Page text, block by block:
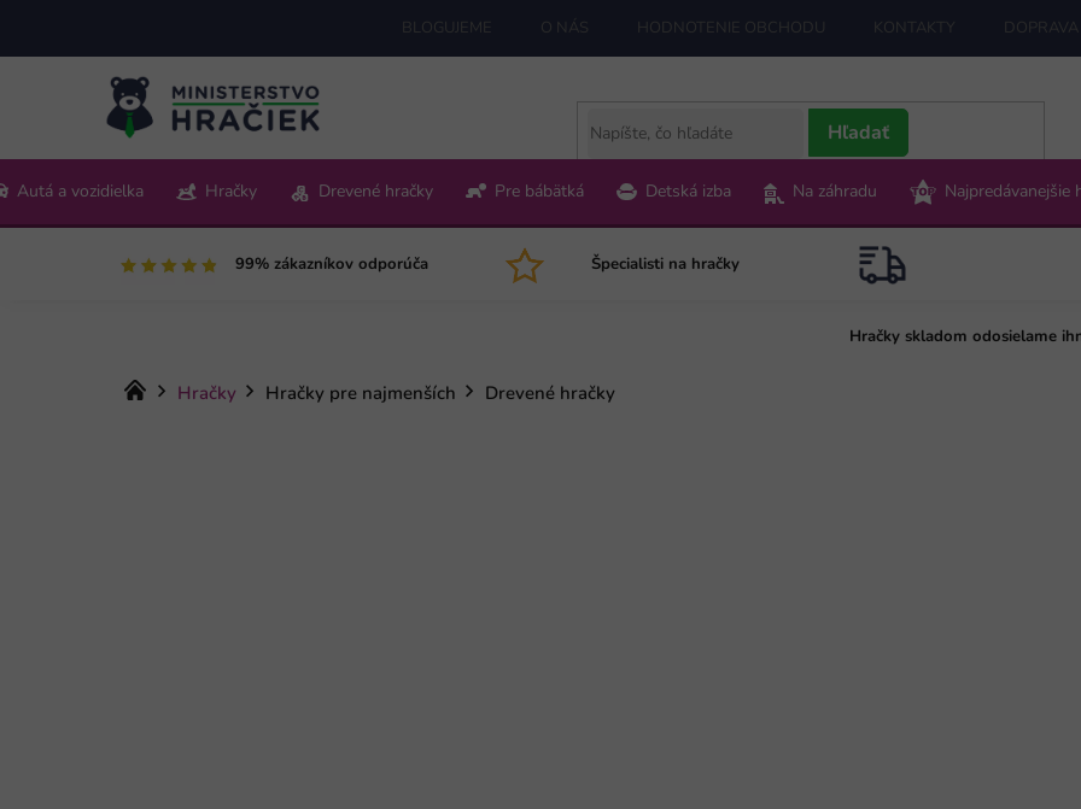
obsah
BLOGUJEME O NÁS HODNOTENIE OBCHODU KONTAKTY
Pon-Pia 9:00-15:00
Hľadať
Autá a vozidielka Hračky Drevené hračky Pre bábätká Detská izba Na záhradu Najpredávanejšie
99% zákazníkov odporúča Špecialisti na hračky
Hračky skladom odosielame
Domov
Hračky Hračky pre najmenších Drevené hračky